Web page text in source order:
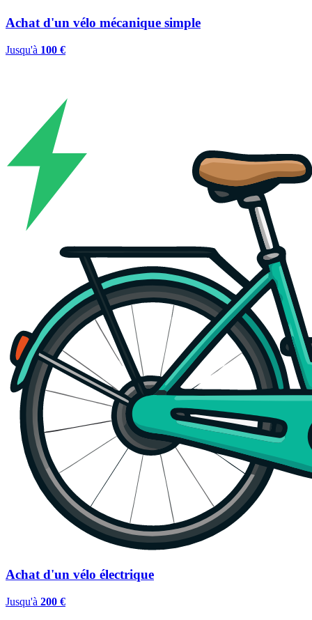
Achat d'un vélo mécanique simple
Jusqu'à 100 €
Achat d'un vélo électrique
Jusqu'à 200 €